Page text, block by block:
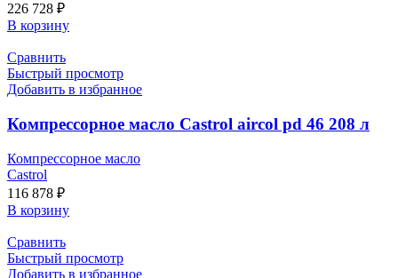
226 728 ₽
В корзину
Сравнить
Быстрый просмотр
Добавить в избранное
Компрессорное масло Castrol aircol pd 46 208 л
Компрессорное масло
Castrol
116 878 ₽
В корзину
Сравнить
Быстрый просмотр
Добавить в избранное